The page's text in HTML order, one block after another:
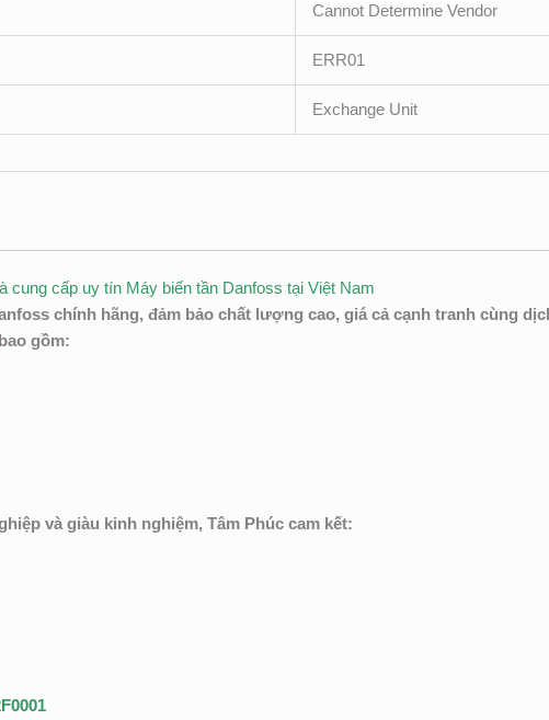
Cannot Determine Vendor
ERR01
Exchange Unit
cung cấp uy tín Máy biến tần Danfoss tại Việt Nam
chính hãng, đảm bảo chất lượng cao, giá cả cạnh tranh cùng
bao gồm:
và giàu kinh nghiệm, Tâm Phúc cam kết: